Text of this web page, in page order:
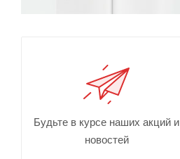
Будьте в курсе наших акций и
новостей